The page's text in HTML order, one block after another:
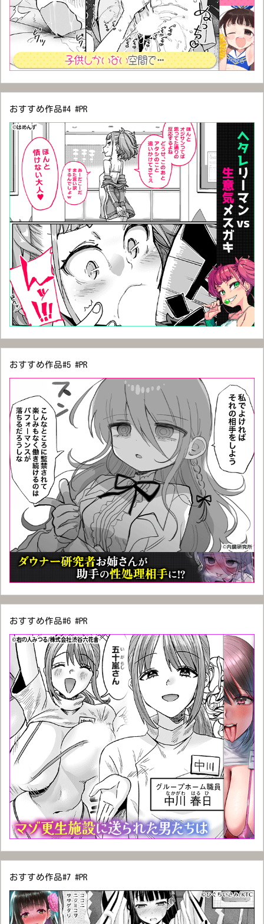
おすすめ作品#4 #PR
おすすめ作品#5 #PR
おすすめ作品#6 #PR
おすすめ作品#7 #PR